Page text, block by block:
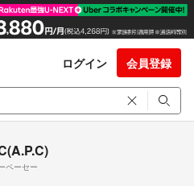
ログイン 会員登録
ペーセー